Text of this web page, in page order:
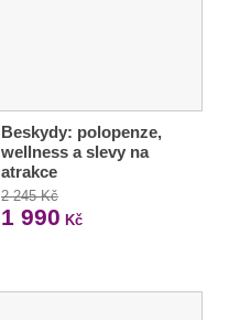
Beskydy: polopenze,
wellness a slevy na
atrakce
2 245 Kč
1 990 Kč